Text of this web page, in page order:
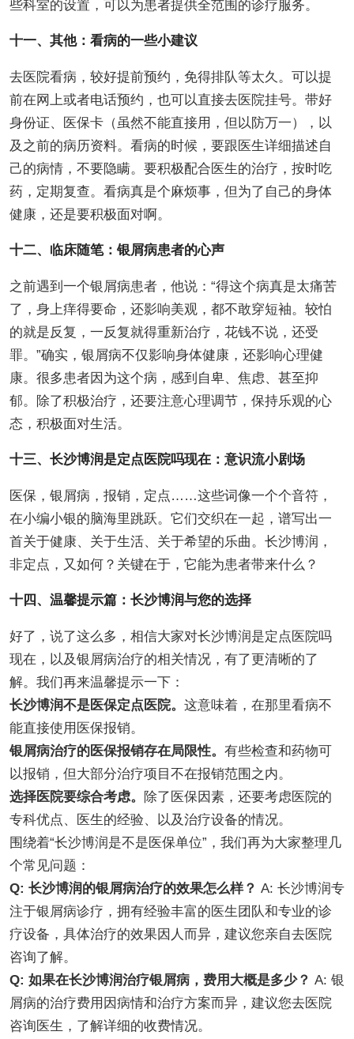
些科室的设置，可以为患者提供全范围的诊疗服务。
十一、其他：看病的一些小建议
去医院看病，较好提前预约，免得排队等太久。可以提
前在网上或者电话预约，也可以直接去医院挂号。带好
身份证、医保卡（虽然不能直接用，但以防万一），以
及之前的病历资料。看病的时候，要跟医生详细描述自
己的病情，不要隐瞒。要积极配合医生的治疗，按时吃
药，定期复查。看病真是个麻烦事，但为了自己的身体
健康，还是要积极面对啊。
十二、临床随笔：银屑病患者的心声
之前遇到一个银屑病患者，他说：“得这个病真是太痛苦
了，身上痒得要命，还影响美观，都不敢穿短袖。较怕
的就是反复，一反复就得重新治疗，花钱不说，还受
罪。”确实，银屑病不仅影响身体健康，还影响心理健
康。很多患者因为这个病，感到自卑、焦虑、甚至抑
郁。除了积极治疗，还要注意心理调节，保持乐观的心
态，积极面对生活。
十三、长沙博润是定点医院吗现在：意识流小剧场
医保，银屑病，报销，定点……这些词像一个个音符，
在小编小银的脑海里跳跃。它们交织在一起，谱写出一
首关于健康、关于生活、关于希望的乐曲。长沙博润，
非定点，又如何？关键在于，它能为患者带来什么？
十四、温馨提示篇：长沙博润与您的选择
好了，说了这么多，相信大家对长沙博润是定点医院吗
现在，以及银屑病治疗的相关情况，有了更清晰的了
解。我们再来温馨提示一下：
长沙博润不是医保定点医院。 这意味着，在那里看病不
能直接使用医保报销。
银屑病治疗的医保报销存在局限性。 有些检查和药物可
以报销，但大部分治疗项目不在报销范围之内。
选择医院要综合考虑。
除了医保因素，还要考虑医院的
专科优点、医生的经验、以及治疗设备的情况。
围绕着“长沙博润是不是医保单位”，我们再为大家整理几
个常见问题：
Q: 长沙博润的银屑病治疗的效果怎么样？ A: 长沙博润专
注于银屑病诊疗，拥有经验丰富的医生团队和专业的诊
疗设备，具体治疗的效果因人而异，建议您亲自去医院
咨询了解。
Q: 如果在长沙博润治疗银屑病，费用大概是多少？ A: 银
屑病的治疗费用因病情和治疗方案而异，建议您去医院
咨询医生，了解详细的收费情况。